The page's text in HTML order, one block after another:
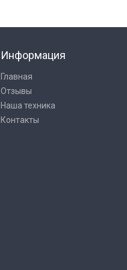
Информация
Главная
Отзывы
Наша техника
Контакты